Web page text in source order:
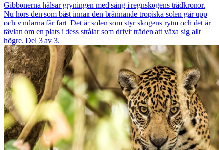
Gibbonerna hälsar gryningen med sång i regnskogens trädkronor.
Nu hörs den som bäst innan den brännande tropiska solen går upp
och vindarna får fart. Det är solen som styr skogens rytm och det är
tävlan om en plats i dess strålar som drivit träden att växa sig allt
högre. Del 3 av 3.